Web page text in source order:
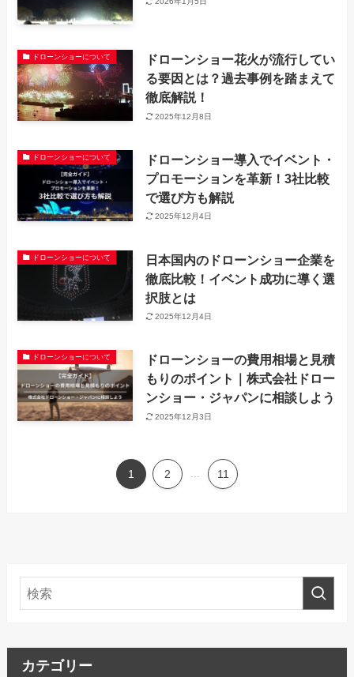
ドローンショーについて
ドローンショー花火が流行してい
る要因とは？過去事例を踏まえて
徹底解説！
2025年12月8日
ドローンショーについて
ドローンショー導入でイベント・
プロモーションを革新！3社比較
で選び方も解説
2025年12月4日
ドローンショーについて
日本国内のドローンショー企業を
徹底比較！イベント成功に導く選
択肢とは
2025年12月4日
ドローンショーについて
ドローンショーの費用相場と見積
もりのポイント｜株式会社ドロー
ンショー・ジャパンに相談しよう
2025年12月3日
1 2 11
カテゴリー